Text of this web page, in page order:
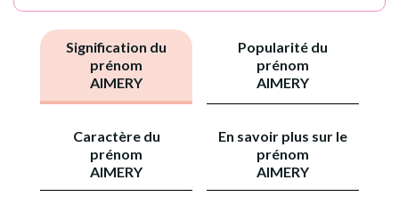
Signification du
prénom
AIMERY
Popularité du
prénom
AIMERY
Caractère du
prénom
AIMERY
En savoir plus sur le
prénom
AIMERY